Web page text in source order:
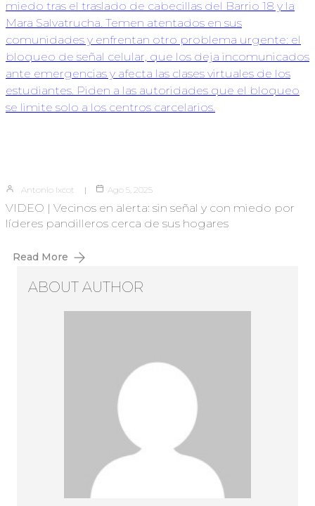
Antonio Ixcot Ago 5, 2025
VIDEO | Vecinos en alerta: sin señal y con miedo por
líderes pandilleros cerca de sus hogares
Read More
ABOUT AUTHOR